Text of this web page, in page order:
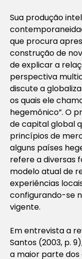
Sua produção
que procura
construção de
de explicar a
perspectiva
discute a
os quais ele
hegemônico”. O
de capital global
princípios de
alguns países
refere a diversas
modelo atual de
experiências
configurando-se
vigente.
Em entrevista a
Santos (2003, p.
a maior parte